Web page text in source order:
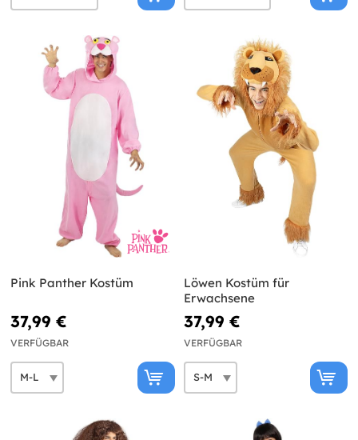
Pink Panther Kostüm
37,99 €
VERFÜGBAR
Löwen Kostüm für
Erwachsene
37,99 €
VERFÜGBAR